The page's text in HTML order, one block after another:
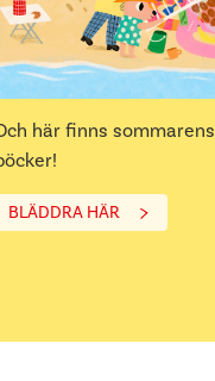
här finns sommarens
BLÄDDRA HÄR